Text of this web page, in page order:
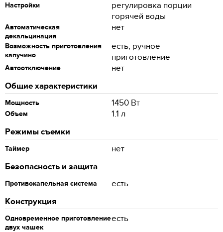
Настройки
регулировка порции
горячей воды
Автоматическая
декальцинация
нет
Возможность приготовления
капучино
есть, ручное
приготовление
Автоотключение
нет
Общие характеристики
Мощность 1450 Вт
Объем
1.1 л
Режимы съемки
Таймер
нет
Безопасность и защита
Противокапельная система
есть
Конструкция
Одновременное приготовление
двух чашек
есть